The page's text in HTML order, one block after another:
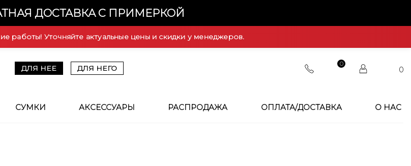
ДОСТАВКА С ПРИМЕРКОЙ
работы! Уточняйте актуальные цены и скидки у менеджеров.
ДЛЯ НЕЕ ДЛЯ НЕГО
0
0
СУМКИ АКСЕССУАРЫ РАСПРОДАЖА ОПЛАТА/ДОСТАВКА О НАС